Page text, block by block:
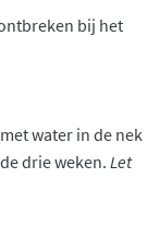
bij het
water in de nek
drie weken. Let